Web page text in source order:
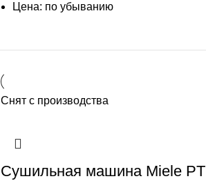
Цена: по убыванию
Снят с производства
Сушильная машина Miele PT